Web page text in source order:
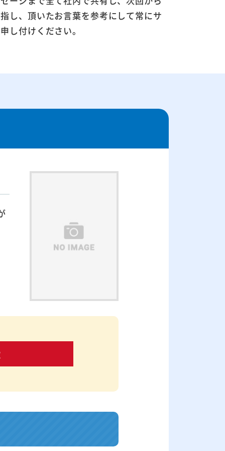
し、頂いたお言葉を参考にして常にサ
し付けください。